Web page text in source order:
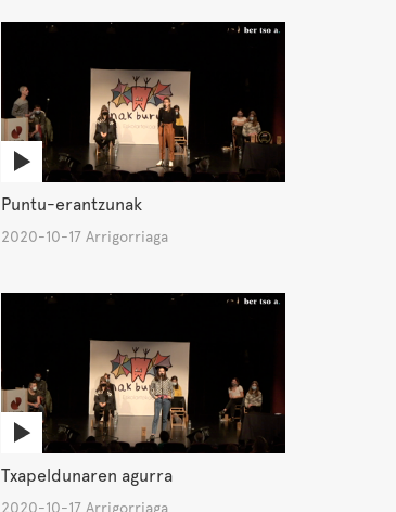
Puntu-erantzunak
2020-10-17 Arrigorriaga
Txapeldunaren agurra
2020-10-17 Arrigorriaga